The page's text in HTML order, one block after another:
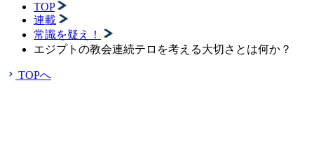
TOP
連載
常識を疑え！
エジプトの教会連続テロを考える大切さとは何か？
TOPへ